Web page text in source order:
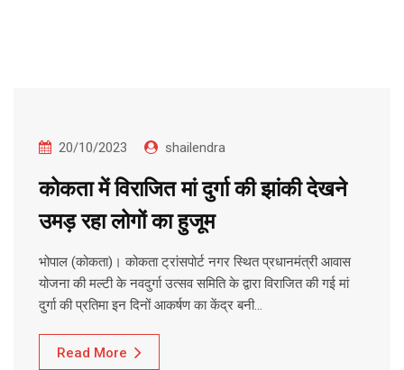
20/10/2023 shailendra
कोकता में विराजित मां दुर्गा की झांकी देखने
उमड़ रहा लोगों का हुजूम
भोपाल (कोकता)। कोकता ट्रांसपोर्ट नगर स्थित प्रधानमंत्री आवास
योजना की मल्टी के नवदुर्गा उत्सव समिति के द्वारा विराजित की गई मां
दुर्गा की प्रतिमा इन दिनों आकर्षण का केंद्र बनी…
Read More